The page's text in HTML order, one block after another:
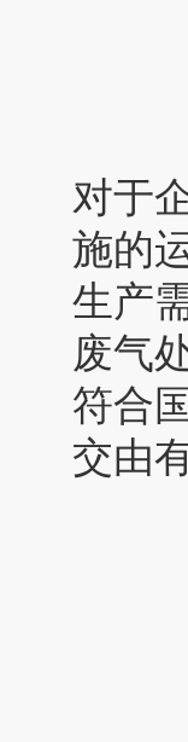
对于
施的
生产
废气
符合
交由